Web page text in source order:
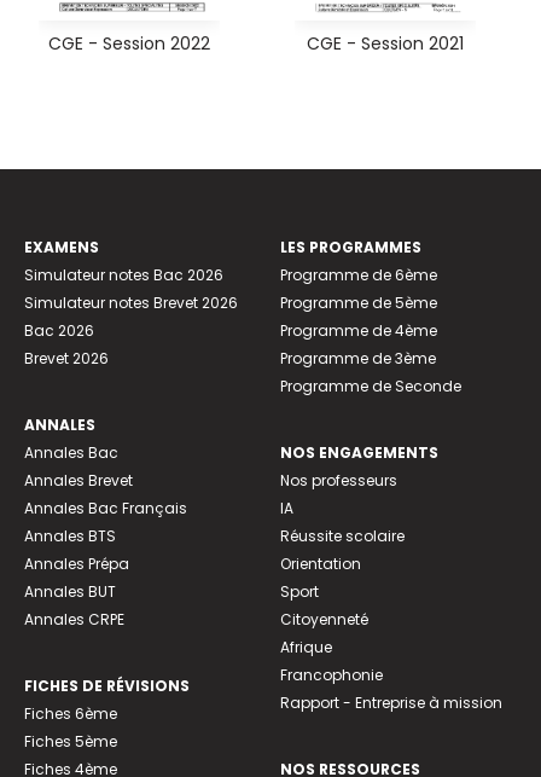
CGE - Session 2022 CGE - Session 2021
EXAMENS
Simulateur notes Bac 2026
Simulateur notes Brevet 2026
Bac 2026
Brevet 2026
ANNALES
Annales Bac
Annales Brevet
Annales Bac Français
Annales BTS
Annales Prépa
Annales BUT
Annales CRPE
FICHES DE RÉVISIONS
Fiches 6ème
Fiches 5ème
Fiches 4ème
LES PROGRAMMES
Programme de 6ème
Programme de 5ème
Programme de 4ème
Programme de 3ème
Programme de Seconde
NOS ENGAGEMENTS
Nos professeurs
IA
Réussite scolaire
Orientation
Sport
Citoyenneté
Afrique
Francophonie
Rapport - Entreprise à mission
NOS RESSOURCES